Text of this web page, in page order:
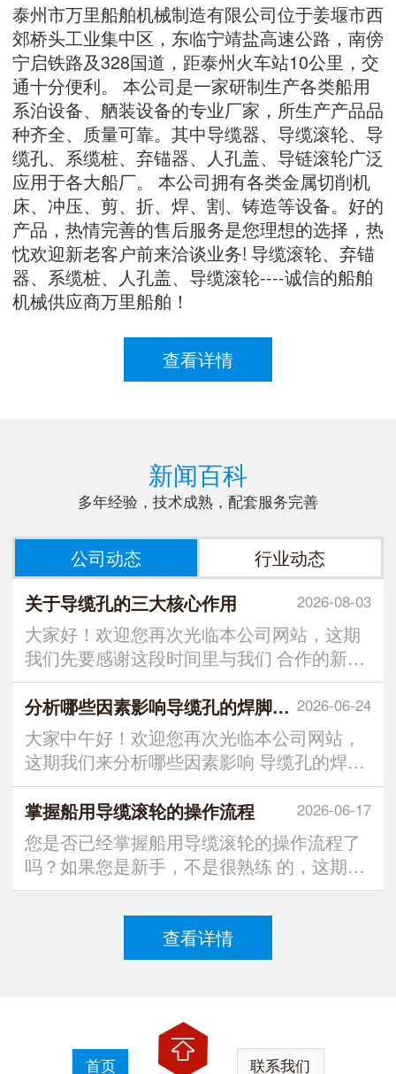
泰州市万里船舶机械制造有限公司位于姜堰市西
郊桥头工业集中区，东临宁靖盐高速公路，南傍
宁启铁路及328国道，距泰州火车站10公里，交
通十分便利。 本公司是一家研制生产各类船用
系泊设备、舾装设备的专业厂家，所生产产品品
种齐全、质量可靠。其中导缆器、导缆滚轮、导
缆孔、系缆桩、弃锚器、人孔盖、导链滚轮广泛
应用于各大船厂。 本公司拥有各类金属切削机
床、冲压、剪、折、焊、割、铸造等设备。好的
产品，热情完善的售后服务是您理想的选择，热
忱欢迎新老客户前来洽谈业务! 导缆滚轮、弃锚
器、系缆桩、人孔盖、导缆滚轮----诚信的船舶
机械供应商万里船舶！
查看详情
新闻百科
多年经验，技术成熟，配套服务完善
公司动态 行业动态
2026-08-03
关于导缆孔的三大核心作用
大家好！欢迎您再次光临本公司网站，这期
我们先要感谢这段时间里与我们 合作的新朋
友们，我们泰州市万里船舶机械制造有限公
司将为您提供优质的 产品和服务。 下面我们
就给大家讲讲关于导缆孔的三大核心作用，
希望都能够对它有进一 步的了解。 先是导向
约束，精准限定缆绳的运动轨迹，确保缆绳
从绞车、缆桩等设备延
2026-06-24
分析哪些因素影响导缆孔的焊脚尺寸
大家中午好！欢迎您再次光临本公司网站，
这期我们来分析哪些因素影响 导缆孔的焊脚
尺寸？ 我们需要清楚导缆孔是船舶或海上设
施中用于固定和导向缆绳的重要部件， 其焊
脚大小直接关系到结构的稳定性和安全性。
因此，在选择导缆孔焊脚 尺寸时，需要充分
考虑多种因素，以确保焊接质量和结构安
2026-06-17
掌握船用导缆滚轮的操作流程
您是否已经掌握船用导缆滚轮的操作流程了
吗？如果您是新手，不是很熟练 的，这期就
可以跟着我们泰州市万里船舶机械制造有限
公司来了解下。 其实，这个方面的操作流程
可分为四个阶段：准备、执行、监控和收
尾。 在准备阶段，操作人员需检查导缆滚轮
查看详情
首页 联系我们